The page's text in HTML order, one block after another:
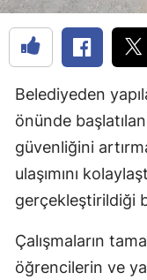
Belediyeden
önünde
güvenliğini
ulaşımını
gerçekleştirildiği
Çalışmaların
öğrencilerin ve